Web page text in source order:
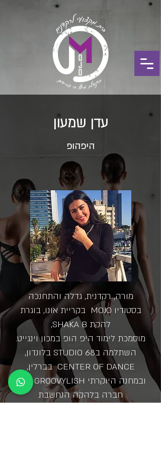
עדן שמעון
היפהופ
מורה, רקדנית, גדלה והתחנכה
בסטודיו MOJO בקריית אונו, בוגרת
להקת SHAKA B,
מוסמכת לימוד היפ הופ במכון וינגייט.
השתלמה בSTUDIO 68 בלונדון,
CENTER OF DANCE בברלין,
ובמחנה היוקרתי GROOVYLISH ביוון.
חברה בלהקה הנחשבת